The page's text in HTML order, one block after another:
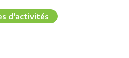
d'activités